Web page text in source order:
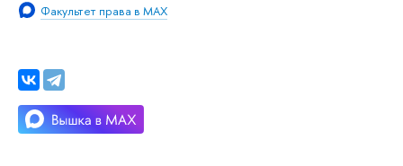
Факультет права в MAX